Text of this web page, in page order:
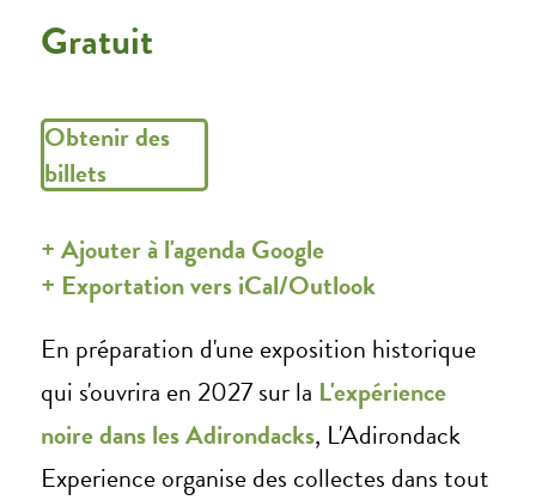
Gratuit
Obtenir des
billets
+ Ajouter à l'agenda Google
+ Exportation vers iCal/Outlook
En préparation d'une exposition historique
qui s'ouvrira en 2027 sur la L'expérience
noire dans les Adirondacks, L'Adirondack
Experience organise des collectes dans tout